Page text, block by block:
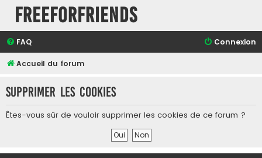
FreeForFriends
FAQ Connexion
Accueil du forum
Supprimer les cookies
Êtes-vous sûr de vouloir supprimer les cookies de ce forum ?